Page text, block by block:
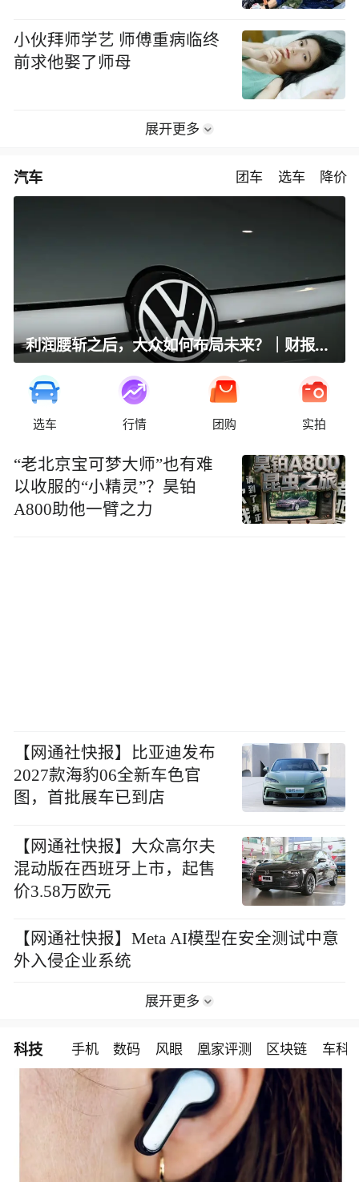
小伙拜师学艺 师傅重病临终
前求他娶了师母
展开更多
汽车 团车 选车 降价
利润腰斩之后，大众如何布局未来？｜财报全视角
选车 行情 团购 实拍
“老北京宝可梦大师”也有难
以收服的“小精灵”？昊铂
A800助他一臂之力
【网通社快报】比亚迪发布
2027款海豹06全新车色官
图，首批展车已到店
【网通社快报】大众高尔夫
混动版在西班牙上市，起售
价3.58万欧元
【网通社快报】Meta AI模型在安全测试中意
外入侵企业系统
展开更多
科技 手机 数码 风眼 凰家评测 区块链 车科